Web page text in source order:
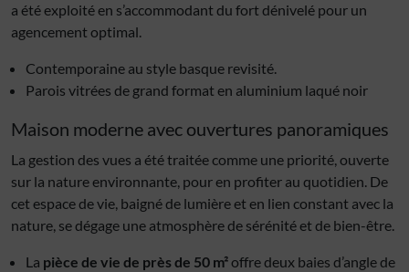
a été exploité en s’accommodant du fort dénivelé pour un
agencement optimal.
Contemporaine au style basque revisité.
Parois vitrées de grand format en aluminium laqué noir
Maison moderne avec ouvertures panoramiques
La gestion des vues a été traitée comme une priorité, ouverte
sur la nature environnante, pour en profiter au quotidien. De
cet espace de vie, baigné de lumière et en lien constant avec la
nature, se dégage une atmosphère de sérénité et de bien-être.
La pièce de vie de près de 50 m²offre deux baies d’angle de